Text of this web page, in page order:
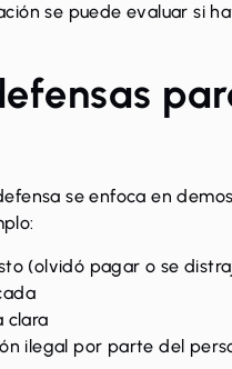
se puede evaluar si
se enfoca en
(olvidó pagar o se
clara
ilegal por parte del